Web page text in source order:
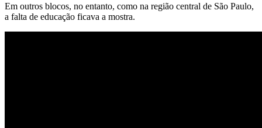
Em outros blocos, no entanto, como na região central de São Paulo,
a falta de educação ficava a mostra.